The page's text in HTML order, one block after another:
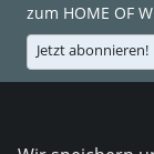
zum HOME OF
Jetzt abonnieren!
Die DVS